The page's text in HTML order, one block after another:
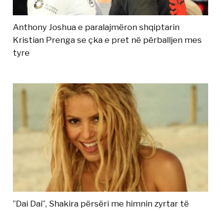
Anthony Joshua e paralajmëron shqiptarin
Kristian Prenga se çka e pret në përballjen mes
tyre
”Dai Dai”, Shakira përsëri me himnin zyrtar të